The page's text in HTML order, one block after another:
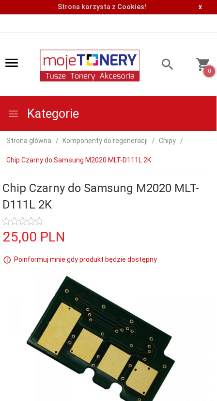
Strona korzysta z Cookies! x
0
Kategorie
Strona główna Komponenty do regeneracji Chipy
Chip Czarny do Samsung M2020 MLT-D111L 2K
Chip Czarny do Samsung M2020 MLT-
D111L 2K
25,00 PLN
Poinformuj mnie gdy produkt będzie dostępny